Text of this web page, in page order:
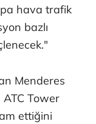
hava trafik
bazlı
Menderes
Tower
ettiğini